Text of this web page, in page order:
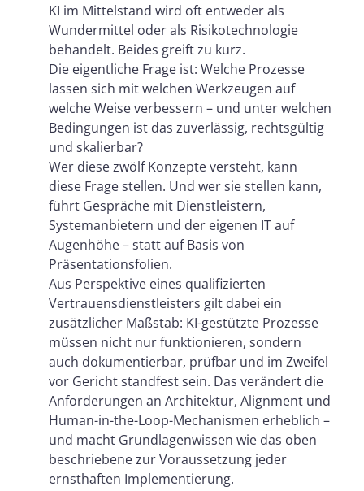
KI im Mittelstand wird oft entweder als
Wundermittel oder als Risikotechnologie
behandelt. Beides greift zu kurz.
Die eigentliche Frage ist: Welche Prozesse
lassen sich mit welchen Werkzeugen auf
welche Weise verbessern – und unter welchen
Bedingungen ist das zuverlässig, rechtsgültig
und skalierbar?
Wer diese zwölf Konzepte versteht, kann
diese Frage stellen. Und wer sie stellen kann,
führt Gespräche mit Dienstleistern,
Systemanbietern und der eigenen IT auf
Augenhöhe – statt auf Basis von
Präsentationsfolien.
Aus Perspektive eines qualifizierten
Vertrauensdienstleisters gilt dabei ein
zusätzlicher Maßstab: KI-gestützte Prozesse
müssen nicht nur funktionieren, sondern
auch dokumentierbar, prüfbar und im Zweifel
vor Gericht standfest sein. Das verändert die
Anforderungen an Architektur, Alignment und
Human-in-the-Loop-Mechanismen erheblich –
und macht Grundlagenwissen wie das oben
beschriebene zur Voraussetzung jeder
ernsthaften Implementierung.